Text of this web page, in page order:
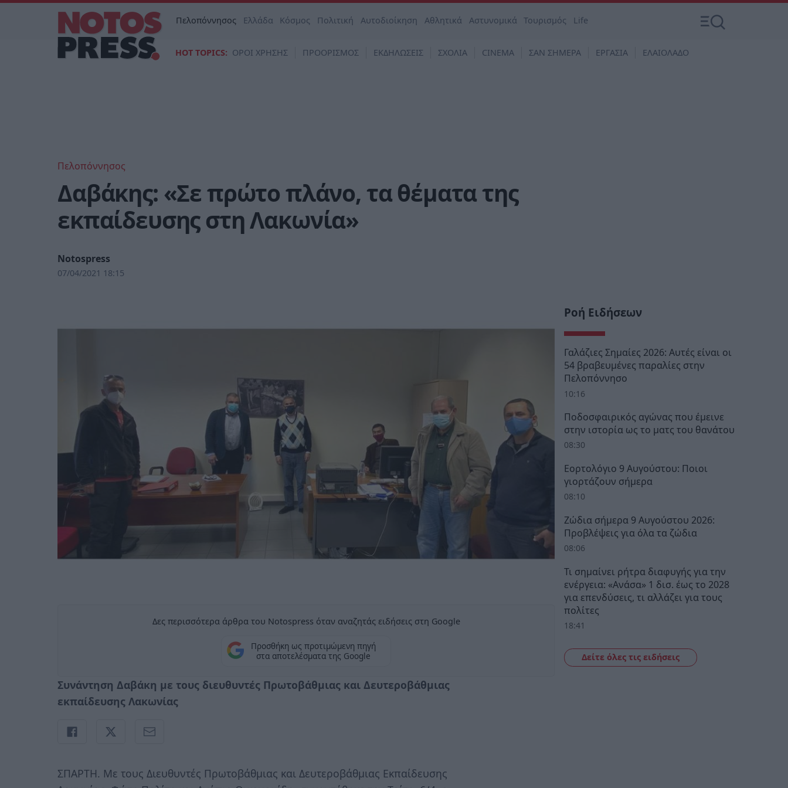
Πελοπόννησος Ελλάδα Κόσμος Πολιτική Αυτοδιοίκηση Αθλητικά Αστυνομικά Τουρισμός Life
HOT TOPICS: ΟΡΟΙ ΧΡΗΣΗΣ ΠΡΟΟΡΙΣΜΟΣ ΕΚΔΗΛΩΣΕΙΣ ΣΧΟΛΙΑ CINEMA ΣΑΝ ΣΗΜΕΡΑ ΕΡΓΑΣΙΑ ΕΛΑΙΟΛΑΔΟ
Πελοπόννησος
Δαβάκης: «Σε πρώτο πλάνο, τα θέματα της
εκπαίδευσης στη Λακωνία»
Notospress
07/04/2021 18:15
Δες περισσότερα άρθρα του Notospress όταν αναζητάς ειδήσεις στη Google
Προσθήκη ως προτιμώμενη πηγή
στα αποτελέσματα της Google
Συνάντηση Δαβάκη με τους διευθυντές Πρωτοβάθμιας και Δευτεροβάθμιας
εκπαίδευσης Λακωνίας
ΣΠΑΡΤΗ. Με τους Διευθυντές Πρωτοβάθμιας και Δευτεροβάθμιας Εκπαίδευσης
Ροή Ειδήσεων
Γαλάζιες Σημαίες 2026: Αυτές είναι οι
54 βραβευμένες παραλίες στην
Πελοπόννησο
10:16
Ποδοσφαιρικός αγώνας που έμεινε
στην ιστορία ως το ματς του θανάτου
08:30
Εορτολόγιο 9 Αυγούστου: Ποιοι
γιορτάζουν σήμερα
08:10
Ζώδια σήμερα 9 Αυγούστου 2026:
Προβλέψεις για όλα τα ζώδια
08:06
Τι σημαίνει ρήτρα διαφυγής για την
ενέργεια: «Ανάσα» 1 δισ. έως το 2028
για επενδύσεις, τι αλλάζει για τους
πολίτες
18:41
Δείτε όλες τις ειδήσεις